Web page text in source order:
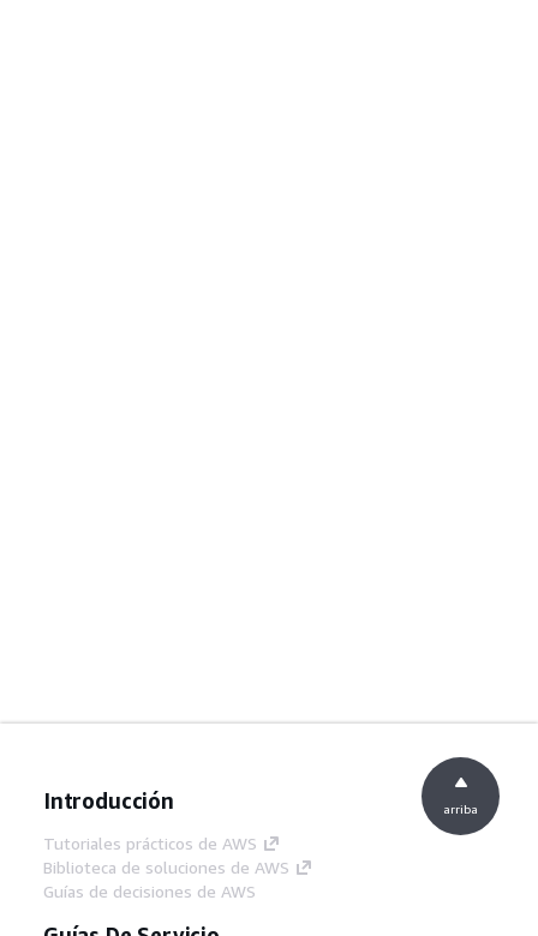
Introducción
Tutoriales prácticos de AWS
Biblioteca de soluciones de AWS
Guías de decisiones de AWS
arriba